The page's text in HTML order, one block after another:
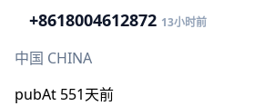
+8618004612872 13小时前
中国 CHINA
pubAt 551天前